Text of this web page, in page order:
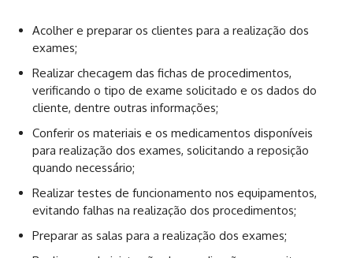
Acolher e preparar os clientes para a realização dos
exames;
Realizar checagem das fichas de procedimentos,
verificando o tipo de exame solicitado e os dados do
cliente, dentre outras informações;
Conferir os materiais e os medicamentos disponíveis
para realização dos exames, solicitando a reposição
quando necessário;
Realizar testes de funcionamento nos equipamentos,
evitando falhas na realização dos procedimentos;
Preparar as salas para a realização dos exames;